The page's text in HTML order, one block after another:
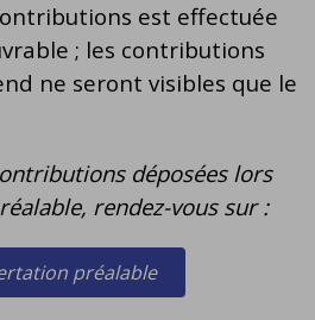
est effectuée
; les contributions
ne seront visibles que le
déposées lors
rendez-vous sur :
préalable